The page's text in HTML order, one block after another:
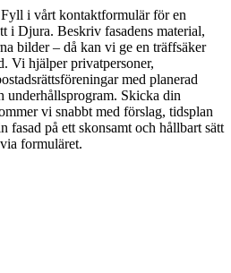
i vårt kontaktformulär för en
i Djura. Beskriv fasadens material,
bilder – då kan vi ge en träffsäker
Vi hjälper privatpersoner,
med planerad
underhållsprogram. Skicka din
vi snabbt med förslag, tidsplan
fasad på ett skonsamt och hållbart sätt
formuläret.